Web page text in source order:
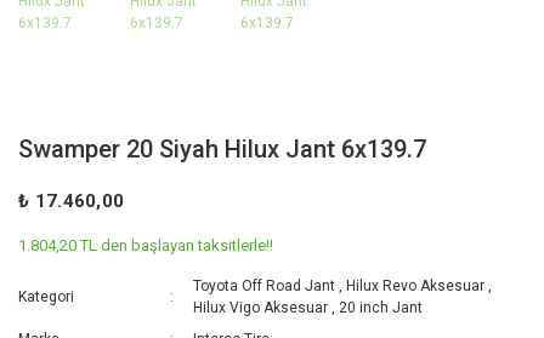
Swamper 20 Siyah Hilux Jant 6x139.7
₺ 17.460,00
1.804,20 TL den başlayan taksitlerle!!
Kategori
Toyota Off Road Jant ,Hilux Revo Aksesuar
Hilux Vigo Aksesuar
20 inch Jant